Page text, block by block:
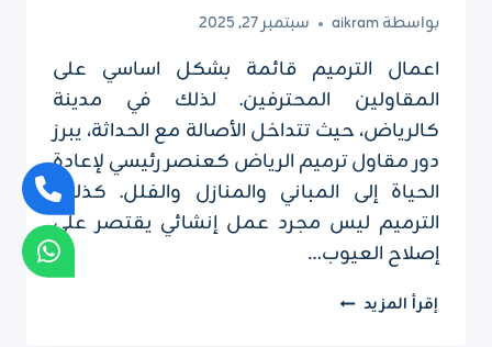
بواسطةaikram سبتمبر 27, 2025
اعمال الترميم قائمة بشكل اساسي على
المقاولين المحترفين. لذلك في مدينة
كالرياض، حيث تتداخل الأصالة مع الحداثة، يبرز
دور مقاول ترميم الرياض كعنصر رئيسي لإعادة
الحياة إلى المباني والمنازل والفلل. كذلك،
الترميم ليس مجرد عمل إنشائي يقتصر على
إصلاح العيوب…
إقرأ المزيد مقاول